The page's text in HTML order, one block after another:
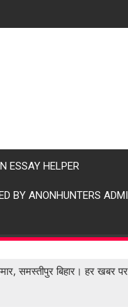
पर पैनी नजर" (IPN)इंडिया
ESSAY HELPER
BY ANONHUNTERS
समस्तीपुर बिहार। हर खबर